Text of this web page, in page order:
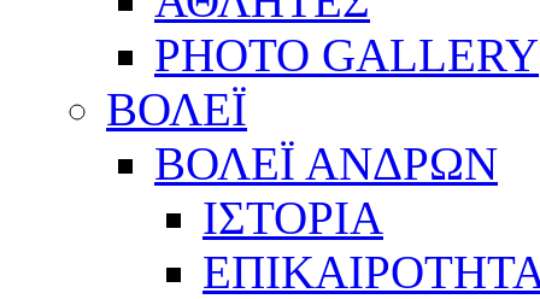
PHOTO GALLERY
ΒΟΛΕΪ
ΒΟΛΕΪ ΑΝΔΡΩΝ
ΙΣΤΟΡΙΑ